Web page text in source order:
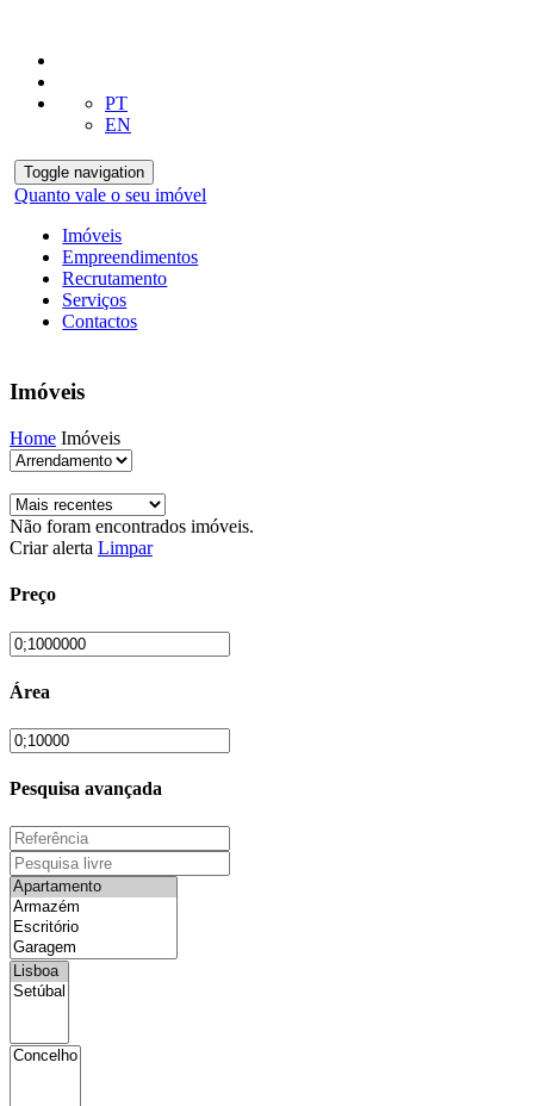
PT
EN
Toggle navigation
Quanto vale o seu imóvel
Imóveis
Empreendimentos
Recrutamento
Serviços
Contactos
Imóveis
Home Imóveis
Não foram encontrados imóveis.
Criar alerta Limpar
Preço
Área
Pesquisa avançada